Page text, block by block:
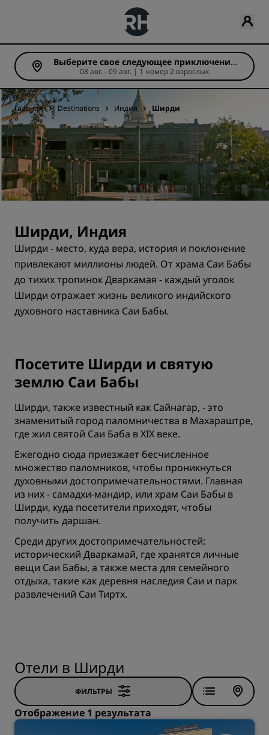
Выберите свое следующее приключение
(Число ночей: 1)08 авг. - 09 авг. | 1 номер 2 взрослых
Главная Destinations Индия Ширди
Ширди, Индия
Ширди - место, куда вера, история и поклонение
привлекают миллионы людей. От храма Саи Бабы
до тихих тропинок Дваркамая - каждый уголок
Ширди отражает жизнь великого индийского
духовного наставника Саи Бабы.
Посетите Ширди и святую
землю Саи Бабы
Ширди, также известный как Сайнагар, - это
знаменитый город паломничества в Махараштре,
где жил святой Саи Баба в XIX веке.
Ежегодно сюда приезжает бесчисленное
множество паломников, чтобы проникнуться
духовными достопримечательностями. Главная
из них - самадхи-мандир, или храм Саи Бабы в
Ширди, куда посетители приходят, чтобы
получить даршан.
Среди других достопримечательностей:
исторический Дваркамай, где хранятся личные
вещи Саи Бабы, а также места для семейного
отдыха, такие как деревня наследия Саи и парк
развлечений Саи Тиртх.
Отели в Ширди
ФИЛЬТРЫ
Отображение 1 результата